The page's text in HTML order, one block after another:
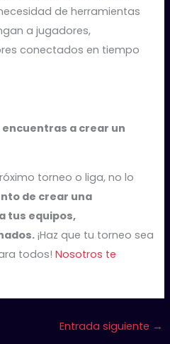
de herramientas
a jugadores,
conectados en tiempo
a crear un
torneo o liga, no lo
de crear una
tus equipos,
¡Haz que tu torneo sea
todos!Nosotros te
Entrada siguiente →